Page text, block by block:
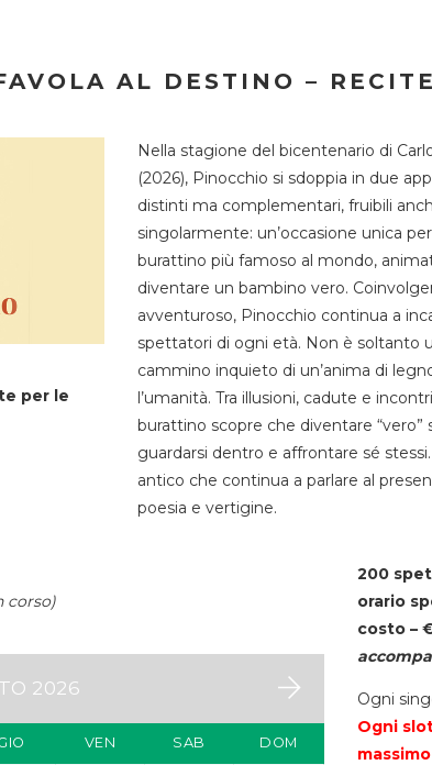
AL DESTINO –
per le
Nella stagione del bicentenario di
(2026), Pinocchio si sdoppia in due
distinti ma complementari, fruibili
singolarmente: un’occasione unica
burattino più famoso al mondo,
diventare un bambino vero.
avventuroso, Pinocchio continua a
spettatori di ogni età. Non è soltanto
cammino inquieto di un’anima di
l’umanità. Tra illusioni, cadute e
burattino scopre che diventare “vero”
guardarsi dentro e affrontare sé
antico che continua a parlare al
poesia e vertigine.
corso)
2026
VEN SAB DOM
200
orario
costo –
Ogni
Ogni